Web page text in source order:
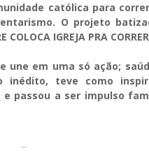
católica para
O projeto
COLOCA IGREJA PRA
une em uma só ação;
inédito, teve como
passou a ser impulso